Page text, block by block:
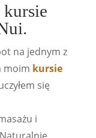
na jednym z
moim kursie
się
i